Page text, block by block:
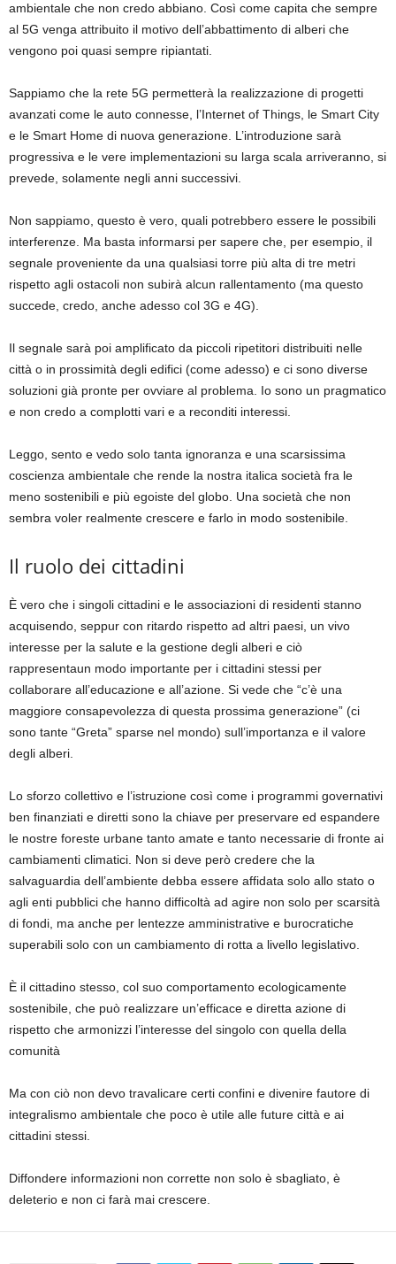
ambientale che non credo abbiano. Così come capita che sempre
al 5G venga attribuito il motivo dell’abbattimento di alberi che
vengono poi quasi sempre ripiantati.
Sappiamo che la rete 5G permetterà la realizzazione di progetti
avanzati come le auto connesse, l’Internet of Things, le Smart City
e le Smart Home di nuova generazione. L’introduzione sarà
progressiva e le vere implementazioni su larga scala arriveranno, si
prevede, solamente negli anni successivi.
Non sappiamo, questo è vero, quali potrebbero essere le possibili
interferenze. Ma basta informarsi per sapere che, per esempio, il
segnale proveniente da una qualsiasi torre più alta di tre metri
rispetto agli ostacoli non subirà alcun rallentamento (ma questo
succede, credo, anche adesso col 3G e 4G).
Il segnale sarà poi amplificato da piccoli ripetitori distribuiti nelle
città o in prossimità degli edifici (come adesso) e ci sono diverse
soluzioni già pronte per ovviare al problema. Io sono un pragmatico
e non credo a complotti vari e a reconditi interessi.
Leggo, sento e vedo solo tanta ignoranza e una scarsissima
coscienza ambientale che rende la nostra italica società fra le
meno sostenibili e più egoiste del globo. Una società che non
sembra voler realmente crescere e farlo in modo sostenibile.
Il ruolo dei cittadini
È vero che i singoli cittadini e le associazioni di residenti stanno
acquisendo, seppur con ritardo rispetto ad altri paesi, un vivo
interesse per la salute e la gestione degli alberi e ciò
rappresentaun modo importante per i cittadini stessi per
collaborare all’educazione e all’azione. Si vede che “c’è una
maggiore consapevolezza di questa prossima generazione” (ci
sono tante “Greta” sparse nel mondo) sull’importanza e il valore
degli alberi.
Lo sforzo collettivo e l’istruzione così come i programmi governativi
ben finanziati e diretti sono la chiave per preservare ed espandere
le nostre foreste urbane tanto amate e tanto necessarie di fronte ai
cambiamenti climatici. Non si deve però credere che la
salvaguardia dell’ambiente debba essere affidata solo allo stato o
agli enti pubblici che hanno difficoltà ad agire non solo per scarsità
di fondi, ma anche per lentezze amministrative e burocratiche
superabili solo con un cambiamento di rotta a livello legislativo.
È il cittadino stesso, col suo comportamento ecologicamente
sostenibile, che può realizzare un’efficace e diretta azione di
rispetto che armonizzi l’interesse del singolo con quella della
comunità
Ma con ciò non devo travalicare certi confini e divenire fautore di
integralismo ambientale che poco è utile alle future città e ai
cittadini stessi.
Diffondere informazioni non corrette non solo è sbagliato, è
deleterio e non ci farà mai crescere.